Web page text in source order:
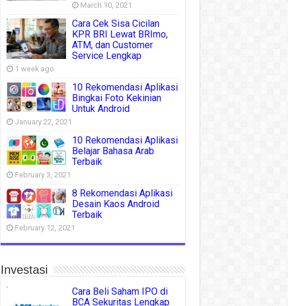
March 10, 2021
Cara Cek Sisa Cicilan
KPR BRI Lewat BRImo,
ATM, dan Customer
Service Lengkap
1 week ago
10 Rekomendasi Aplikasi
Bingkai Foto Kekinian
Untuk Android
January 22, 2021
10 Rekomendasi Aplikasi
Belajar Bahasa Arab
Terbaik
February 3, 2021
8 Rekomendasi Aplikasi
Desain Kaos Android
Terbaik
February 12, 2021
Investasi
Cara Beli Saham IPO di
BCA Sekuritas Lengkap